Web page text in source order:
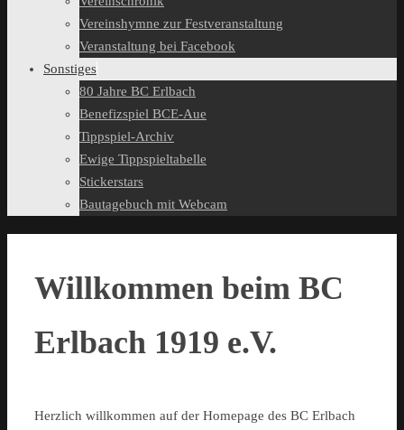
Vereinshymne zur Festveranstaltung
Veranstaltung bei Facebook
Sonstiges
80 Jahre BC Erlbach
Benefizspiel BCE-Aue
Tippspiel-Archiv
Ewige Tippspieltabelle
Stickerstars
Bautagebuch mit Webcam
Willkommen beim BC
Erlbach 1919 e.V.
Herzlich willkommen auf der Homepage des BC Erlbach